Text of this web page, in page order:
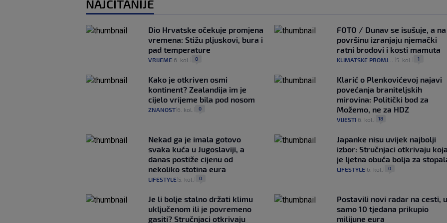
NAJČITANIJE
Dio Hrvatske očekuje promjena
vremena: Stižu pljuskovi, bura i
pad temperature
VRIJEME 6. kol. 0
FOTO / Dunav se isušuje, a na
površinu izranjaju njemački
ratni brodovi i kosti mamuta
KLIMATSKE PROMJENE 5. kol. 1
Kako je otkriven osmi
kontinent? Zealandija im je
cijelo vrijeme bila pod nosom
ZNANOST 6. kol. 0
Klarić o Plenkovićevoj najavi
povećanja braniteljskih
mirovina: Politički bod za
Možemo, ne za HDZ
VIJESTI| 6. kol. 18
Nekad ga je imala gotovo
svaka kuća u Jugoslaviji, a
danas postiže cijenu od
nekoliko stotina eura
LIFESTYLE 5. kol. 0
Japanke nisu uvijek najbolji
izbor: Stručnjaci otkrivaju koja
je ljetna obuća bolja za
LIFESTYLE| 6. kol. 0
Je li bolje stalno držati klimu
uključenom ili je povremeno
gasiti? Stručnjaci otkrivaju
Postavili novi radar na cesti, u
samo 10 tjedana prikupio
milijune eura